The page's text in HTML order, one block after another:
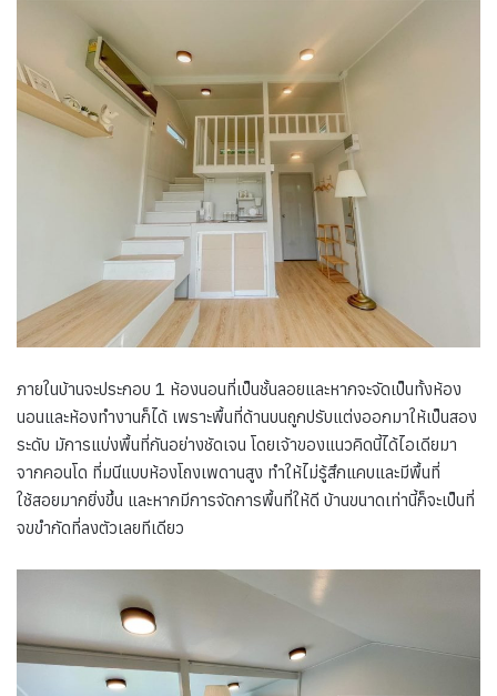
ภายในบ้านจะประกอบ 1 ห้องนอนที่เป็นชั้นลอยและหากจะจัดเป็นทั้งห้อง
นอนและห้องทำงานก็ได้ เพราะพื้นที่ด้านบนถูกปรับแต่งออกมาให้เป็นสอง
ระดับ มัการแบ่งพื้นที่กันอย่างชัดเจน โดยเจ้าของแนวคิดนี้ได้ไอเดียมา
จากคอนโด ที่มนีแบบห้องโถงเพดานสูง ทำให้ไม่รู้สึกแคบและมีพื้นที่
ใช้สอยมากยิ่งขึ้น และหากมีการจัดการพื้นที่ให้ดี บ้านขนาดเท่านี้ก็จะเป็นที่
จขขำกัดที่ลงตัวเลยทีเดียว